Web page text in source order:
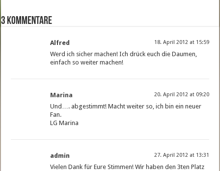
3 Kommentare
Alfred 18. April 2012 at 15:59
Werd ich sicher machen! Ich drück euch die Daumen,
einfach so weiter machen!
Marina 20. April 2012 at 09:20
Und…. abgestimmt! Macht weiter so, ich bin ein neuer
Fan.
LG Marina
admin 27. April 2012 at 13:31
Vielen Dank für Eure Stimmen! Wir haben den 3ten Platz